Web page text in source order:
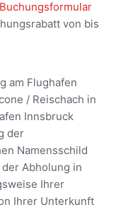
von bis
am Flughafen
/ Reischach in
Innsbruck
der
Namensschild
Abholung in
Ihrer
Ihrer Unterkunft